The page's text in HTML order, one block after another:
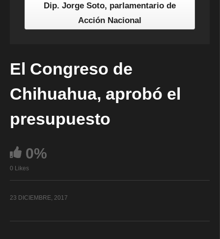
Dip. Jorge Soto, parlamentario de
Acción Nacional
El Congreso de
Chihuahua, aprobó el
presupuesto
0%
0 Likes
23 DICIEMBRE, 2017